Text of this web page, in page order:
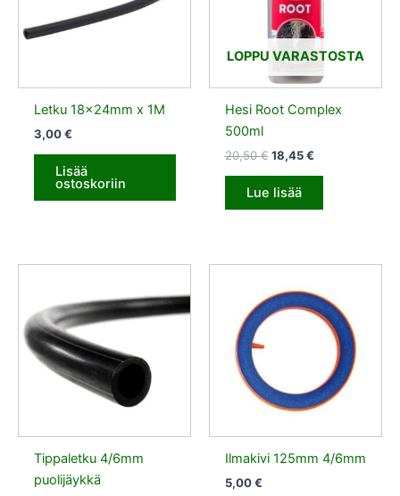
Letku 18x24mm x 1M
3,00€
Lisää
ostoskoriin
LOPPU VARASTOSTA
Hesi Root Complex
500ml
20,50€ 18,45€
Lue lisää
Tippaletku 4/6mm
puolijäykkä
Ilmakivi 125mm 4/6mm
5,00€